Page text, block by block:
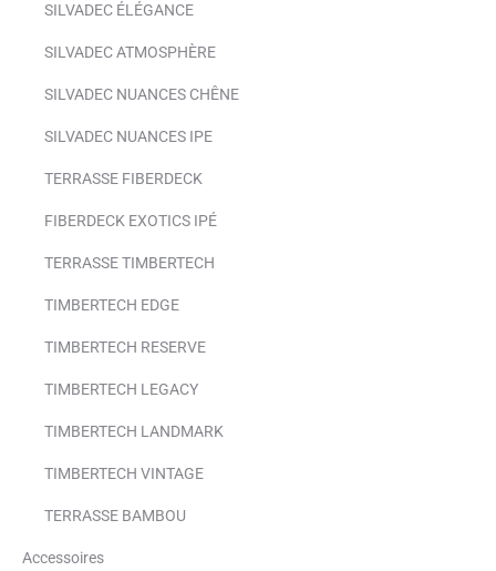
SILVADEC ÉLÉGANCE
SILVADEC ATMOSPHÈRE
SILVADEC NUANCES CHÊNE
SILVADEC NUANCES IPE
TERRASSE FIBERDECK
FIBERDECK EXOTICS IPÉ
TERRASSE TIMBERTECH
TIMBERTECH EDGE
TIMBERTECH RESERVE
TIMBERTECH LEGACY
TIMBERTECH LANDMARK
TIMBERTECH VINTAGE
TERRASSE BAMBOU
Accessoires